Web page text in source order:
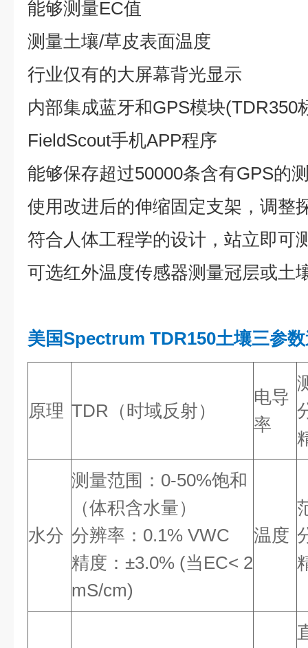
能够测量EC值
测量土壤/草皮表面温度
行业仅有的大屏幕背光显示
内部集成蓝牙和GPS模块(TDR350
FieldScout手机APP程序
能够保存超过50000条含有GPS的
使用改进后的伸缩固定支架，调整
符合人体工程学的设计，站立即可
可选红外温度传感器测量冠层或土
美国Spectrum TDR150土壤三参
原理 TDR（时域反射）
电导
率
水分
测量范围：0-50%饱和
（体积含水量）
分辨率：0.1% VWC
精度：±3.0% (当EC< 2
mS/cm)
温度